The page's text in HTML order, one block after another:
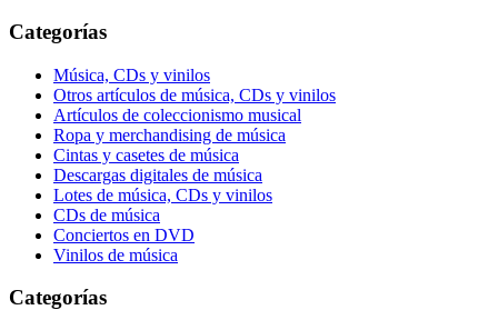
Categorías
Música, CDs y vinilos
Otros artículos de música, CDs y vinilos
Artículos de coleccionismo musical
Ropa y merchandising de música
Cintas y casetes de música
Descargas digitales de música
Lotes de música, CDs y vinilos
CDs de música
Conciertos en DVD
Vinilos de música
Categorías